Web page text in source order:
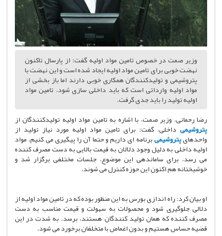
وزیر صمت در خصوص تامین مواد اولیه گفت: از پارسال تاکنون
نهضت خوبی برای تامین مواد اولیه ایجاد شده است و این نهضت با
پتروشیمی و تولید‌کنندگان همکاری خوبی دارند اما باز بخشی از
مواد اولیه وارداتی است که باید داخلی سازی شود. تامین مواد
اولیه تولید را باید جدی گرفت.
رضا رحمانی، وزیر صمت، با اشاره به تامین مواد اولیه تولیدکنندگان از
پتروشیمی داخلی، گفت: برای تامین مواد اولیه مورد نیاز تولید از
واحدهایپتروشیمیبرنامه ای داریم و حتما آن را پیگیری می کنیم. مواد
اولیه داخلی به دلیل وجود دلالان به قیمت بالایی به دست مصرف کننده
می رسد، برای ساماندهی این موضوع، جلسات مختلفی برگزار شد و
خوشبختانه هم اکنون این حوزه کنترل می شوند.
او بیان کرد: راه اندازی بورس به این منظور بوده که در تامین مواد اولیه از
دلالی جلوگیری شود و محصولات به سهولت و قیمت مناسب به دست
مصرف کننده که همان تولید کنندگان هستند، برسد. به شدت در این
قضیه حساس هستیم و بدون اغماض با متخلفان برخورد می شود.